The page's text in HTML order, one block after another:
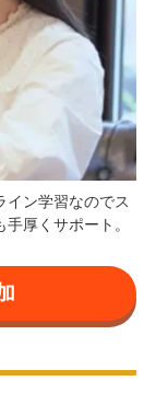
イン学習なのでス
厚くサポート。